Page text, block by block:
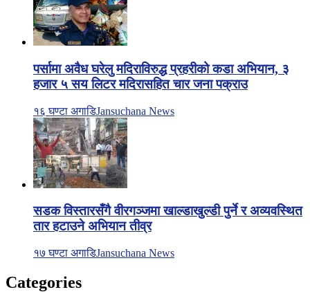
पर्सामा अवैध घरेलु मदिराविरुद्ध प्रहरीको कडा अभियान, ३
हजार ५ सय लिटर मदिरासहित चार जना पक्राउ
१६ घण्टा अगाडिJansuchana News
सडक विस्तारसँगै वीरगञ्जमा खाल्डाखुल्डी पुर्ने र अव्यवस्थित
तार हटाउने अभियान तीव्र
१७ घण्टा अगाडिJansuchana News
Categories